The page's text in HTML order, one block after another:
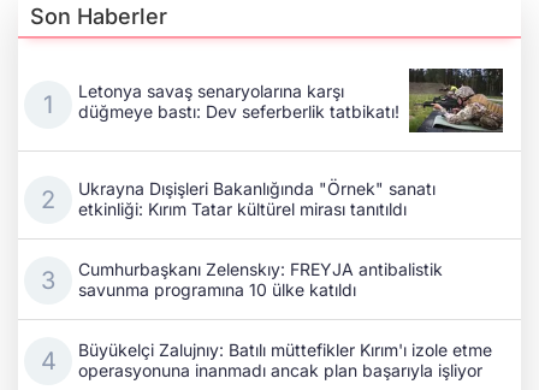
Son Haberler
Letonya savaş senaryolarına karşı
düğmeye bastı: Dev seferberlik tatbikatı!
Ukrayna Dışişleri Bakanlığında "Örnek" sanatı
etkinliği: Kırım Tatar kültürel mirası tanıtıldı
Cumhurbaşkanı Zelenskıy: FREYJA antibalistik
savunma programına 10 ülke katıldı
Büyükelçi Zalujnıy: Batılı müttefikler Kırım'ı izole etme
operasyonuna inanmadı ancak plan başarıyla işliyor